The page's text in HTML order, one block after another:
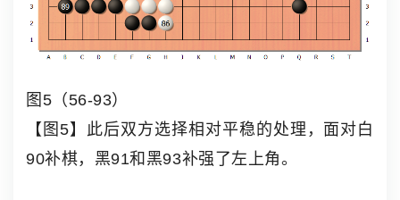
图5（56-93）
【图5】此后双方选择相对平稳的处理，面对白
90补棋，黑91和黑93补强了左上角。